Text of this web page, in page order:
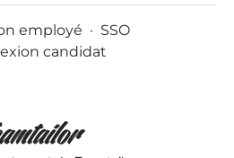
employé · SSO
candidat